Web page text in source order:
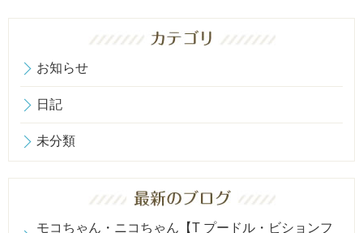
お知らせ
日記
未分類
モコちゃん・ニコちゃん【T プードル・ビションフ